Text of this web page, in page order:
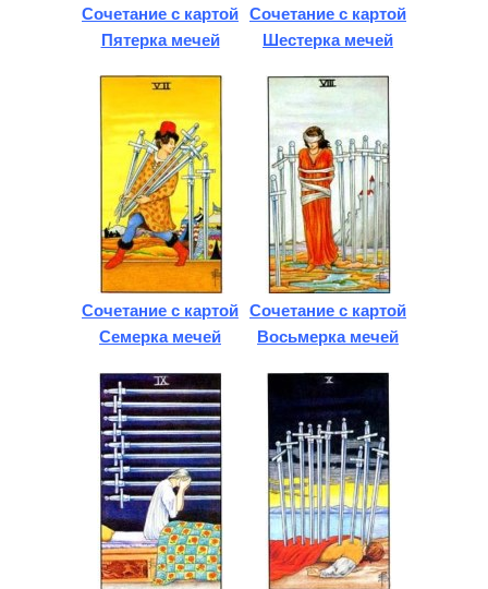
Сочетание с картой
Пятерка мечей
Сочетание с картой
Шестерка мечей
Сочетание с картой
Семерка мечей
Сочетание с картой
Восьмерка мечей